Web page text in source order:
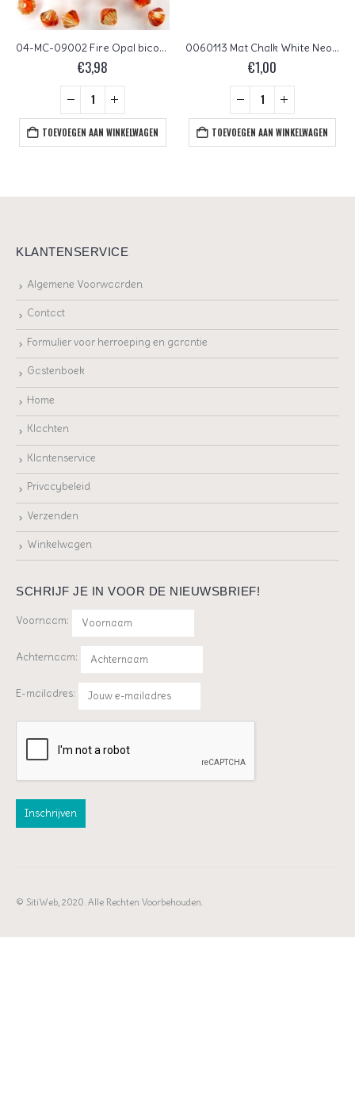
04-MC-09002 Fire Opal bicones 4 mm 50 stuks
€3,98
TOEVOEGEN AAN WINKELWAGEN
0060113 Mat Chalk White Neon Orange Czech Glass Facet Firepolish 4mm 40 stuks
€1,00
TOEVOEGEN AAN WINKELWAGEN
KLANTENSERVICE
Algemene Voorwaarden
Contact
Formulier voor herroeping en garantie
Gastenboek
Home
Klachten
Klantenservice
Privacybeleid
Verzenden
Winkelwagen
SCHRIJF JE IN VOOR DE NIEUWSBRIEF!
Voornaam:
Achternaam:
E-mailadres:
© SitiWeb, 2020. Alle Rechten Voorbehouden.